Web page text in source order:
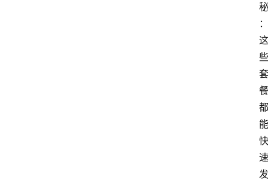
秘
：
这
些
套
餐
都
能
快
速
发